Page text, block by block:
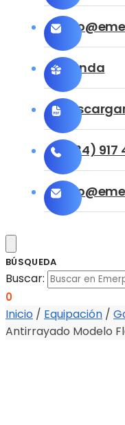
Tienda
(+34) 917
BÚSQUEDA
Buscar:
0
Inicio / Equipación /
Antirrayado Modelo